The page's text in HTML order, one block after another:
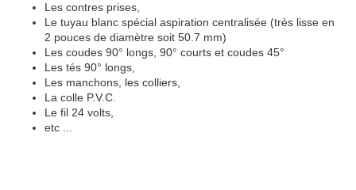
Les contres prises,
Le tuyau blanc spécial aspiration centralisée (très lisse en
2 pouces de diamètre soit 50.7 mm)
Les coudes 90° longs, 90° courts et coudes 45°
Les tés 90° longs,
Les manchons, les colliers,
La colle P.V.C.
Le fil 24 volts,
etc ...